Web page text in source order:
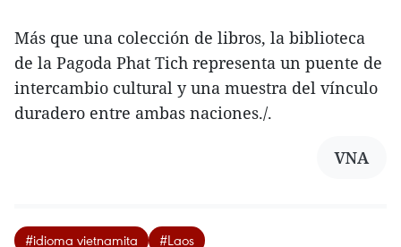
Más que una colección de libros, la biblioteca
de la Pagoda Phat Tich representa un puente de
intercambio cultural y una muestra del vínculo
duradero entre ambas naciones./.
VNA
#idioma vietnamita #Laos